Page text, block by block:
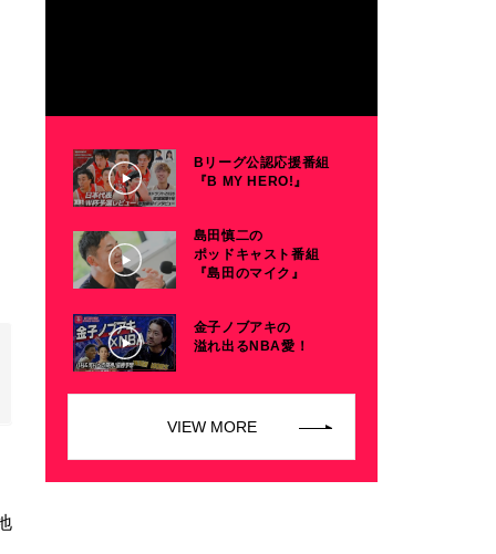
Bリーグ公認応援番組
『B MY HERO!』
島田慎二の
ポッドキャスト番組
『島田のマイク』
金子ノブアキの
溢れ出るNBA愛！
VIEW MORE